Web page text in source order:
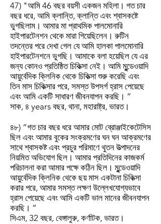
47) "আমি 46 বছর বয়সী একজন মহিলা। গত চার
বছর ধরে, আমি ক্লান্তি, ক্লান্তি এবং শ্বাসকষ্টে
ভুগছিলাম। আমার মা প্রাথমিক পালমোনারি
হাইপারটেনশন থেকে মারা গিয়েছিলেন। রুটিন
তদন্তের পরে দেখা গেল যে আমি হালকা পালমোনারি
হাইপারটেনশনে ভুগছি। আমাকে বলা হয়েছিল যে এর
জন্য কোনও প্রতিষ্ঠিত চিকিত্সা নেই। আমি মুন্ডেওয়াদি
আয়ুর্বেদিক ক্লিনিক থেকে চিকিত্সা শুরু করেছি এবং
তিন মাস চিকিত্সার পরে, সমস্ত উপসর্গ হ্রাস পেয়েছে
এবং আমি একটি সাধারণ জীবনযাপন করছি। ”
সাক, ৪ years বছর, থানা, মহারাষ্ট্র, ভারত।
৪৮) “গত চার বছর ধরে আমার মোট ব্রোঞ্জাইকেটেসিস
ছিল এবং আমার বুকের সংক্রমণের ঘন ঘন আক্রমণের
সাথে শ্বাসকষ্ট এবং প্রচুর পরিমাণে থুতন উত্পাদনের
নিয়মিত অভিযোগ ছিল। আমার প্রতিদিনের কাজকর্ম
পরিচালনা করা আমার পক্ষে কঠিন ছিল। মুন্ডেওয়াদি
আয়ুর্বেদিক ক্লিনিক থেকে ছয় মাস একটানা চিকিত্সা
করার পরে, আমার সমস্ত লক্ষণ উল্লেখযোগ্যভাবে
হ্রাস পেয়েছে এবং আমি একটি ভাল মানের জীবনযাপন
করছি। ”
সিএম, 32 বছর, বেঙ্গালুরু, কর্ণাটক, ভারত।